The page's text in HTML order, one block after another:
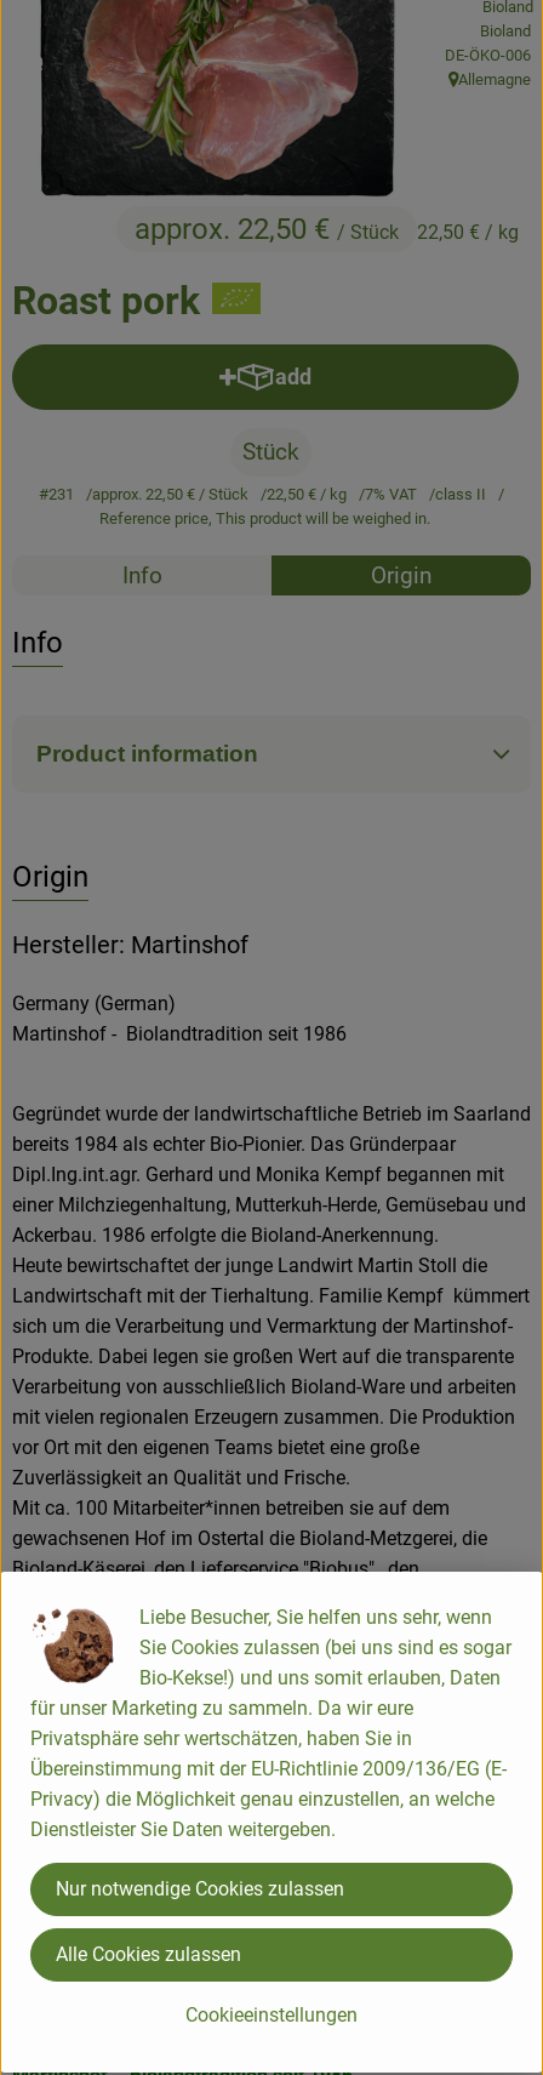
Baked goods
Natural products
Beverages
Vouchers & Gift Ideas
Delivery service
About us
Roast pork
approx. 22,50 € / Stück 22,50 € / kg
Bioland
, certification
DE-ÖKO-006
, origin:
Allemagne
add
Add product to basket
Stück
#231 approx. 22,50 € / Stück 22,50 € / kg 7% VAT
class II
Reference price,This product will be weighed in.
Recipes
Info Origin
Info
Product information
Origin
Hersteller: Martinshof
Germany (German)
Martinshof - Biolandtradition seit 1986
Gegründet wurde der landwirtschaftliche Betrieb im Saarland
bereits 1984 als echter Bio-Pionier. Das Gründerpaar
Dipl.Ing.int.agr. Gerhard und Monika Kempf begannen mit
einer Milchziegenhaltung, Mutterkuh-Herde, Gemüsebau und
Ackerbau. 1986 erfolgte die Bioland-Anerkennung.
Heute bewirtschaftet der junge Landwirt Martin Stoll die
Landwirtschaft mit der Tierhaltung. Familie Kempf kümmert
sich um die Verarbeitung und Vermarktung der Martinshof-
Produkte. Dabei legen sie großen Wert auf die transparente
Verarbeitung von ausschließlich Bioland-Ware und arbeiten
mit vielen regionalen Erzeugern zusammen. Die Produktion
vor Ort mit den eigenen Teams bietet eine große
Zuverlässigkeit an Qualität und Frische.
Mit ca. 100 Mitarbeiter*innen betreiben sie auf dem
gewachsenen Hof im Ostertal die Bioland-Metzgerei, die
Bioland-Käserei, den Lieferservice "Biobus" , den
Dies sind ein großes Naturkostgeschäft "Martinshof
Stadtladen" im Herzen der Hauptstadt Saarbrücken und ein
kleinerer "Martinshof Hofladen" in St. Wendel. Die
Martinshof-Produkte findet man in vielen
Naturkostgeschäften, in manchen Globus-und Edeka
Märkten und als französische Marke "ferme du bio" in
Bioläden in Frankreich.
Bioagrar Ostertal Stoll & Kempf GmbH
Liebe Besucher, Sie helfen uns sehr, wenn
Sie Cookies zulassen (bei uns sind es sogar
Bio-Kekse!) und uns somit erlauben, Daten
für unser Marketing zu sammeln. Da wir eure
Privatsphäre sehr wertschätzen, haben Sie in
Übereinstimmung mit der EU-Richtlinie 2009/136/EG (E-
Privacy) die Möglichkeit genau einzustellen, an welche
Dienstleister Sie Daten weitergeben.
Cookieeinstellungen
Nur notwendige Cookies zulassen
Alle Cookies zulassen